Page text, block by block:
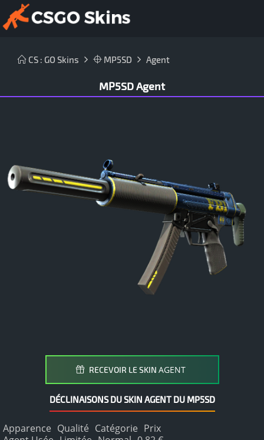
CS : GO Skins MP5SD Agent
MP5SD Agent
RECEVOIR LE SKIN AGENT
DÉCLINAISONS DU SKIN AGENT DU MP5SD
Apparence Qualité Catégorie Prix